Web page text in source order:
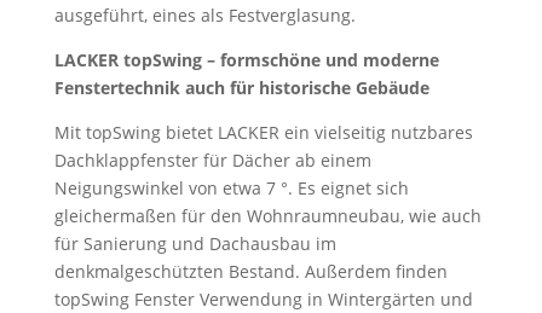
ausgeführt, eines als Festverglasung.
LACKER topSwing – formschöne und moderne
Fenstertechnik auch für historische Gebäude
Mit topSwing bietet LACKER ein vielseitig nutzbares
Dachklappfenster für Dächer ab einem
Neigungswinkel von etwa 7 °. Es eignet sich
gleichermaßen für den Wohnraumneubau, wie auch
für Sanierung und Dachausbau im
denkmalgeschützten Bestand. Außerdem finden
topSwing Fenster Verwendung in Wintergärten und